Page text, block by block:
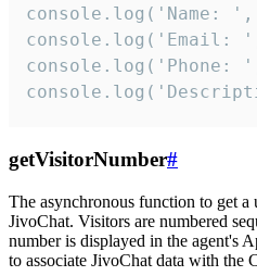
console.log('Name:
console.log('Email:
console.log('Phone:
getVisitorNumber#
The asynchronous function to get
JivoChat. Visitors are numbered
number is displayed in the agent's
to associate JivoChat data with the